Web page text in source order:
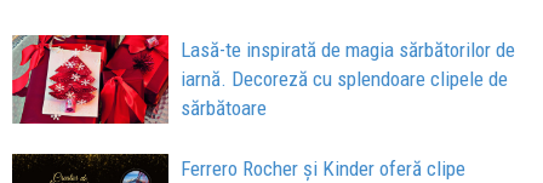
Lasă-te inspirată de magia sărbătorilor de
iarnă. Decoreză cu splendoare clipele de
sărbătoare
Ferrero Rocher și Kinder oferă clipe